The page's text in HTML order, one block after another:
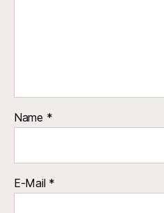
Name *
E-Mail *